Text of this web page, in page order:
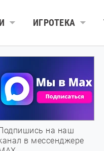
ИГРОТЕКА
на наш
в мессенджере